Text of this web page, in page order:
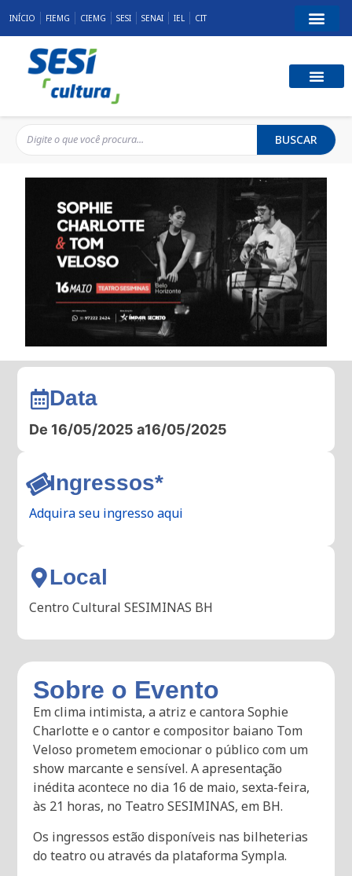
INÍCIO FIEMG CIEMG SESI SENAI IEL CIT
BUSCAR
Data
De 16/05/2025 a16/05/2025
Ingressos*
Adquira seu ingresso aqui
Local
Centro Cultural SESIMINAS BH
Sobre o Evento
Em clima intimista, a atriz e cantora Sophie
Charlotte e o cantor e compositor baiano Tom
Veloso prometem emocionar o público com um
show marcante e sensível. A apresentação
inédita acontece no dia 16 de maio, sexta-feira,
às 21 horas, no Teatro SESIMINAS, em BH.
Os ingressos estão disponíveis nas bilheterias
do teatro ou através da plataforma Sympla.